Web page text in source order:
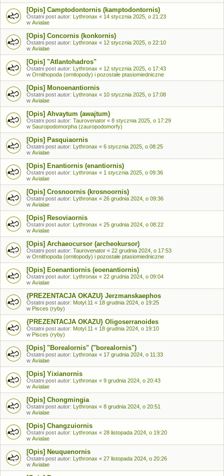
[Opis] Camptodontornis (kamptodontornis)
Ostatni post autor: Lythronax « 14 stycznia 2025, o 21:23
w Avialae
[Opis] Concornis (konkornis)
Ostatni post autor: Lythronax « 12 stycznia 2025, o 22:10
w Avialae
[Opis] "Atlantohadros"
Ostatni post autor: Lythronax « 12 stycznia 2025, o 17:43
w Ornithopoda (ornitopody) i pozostałe ptasiomiedniczne
[Opis] Monoenantiornis
Ostatni post autor: Lythronax « 10 stycznia 2025, o 17:08
w Avialae
[Opis] Ahvaytum (awajtum)
Ostatni post autor: Taurovenator « 8 stycznia 2025, o 17:29
w Sauropodomorpha (zauropodomorfy)
[Opis] Pasquiaornis
Ostatni post autor: Lythronax « 6 stycznia 2025, o 08:25
w Avialae
[Opis] Enantiornis (enantiornis)
Ostatni post autor: Lythronax « 1 stycznia 2025, o 09:36
w Avialae
[Opis] Crosnoornis (krosnoornis)
Ostatni post autor: Lythronax « 26 grudnia 2024, o 09:36
w Avialae
[Opis] Resoviaornis
Ostatni post autor: Lythronax « 25 grudnia 2024, o 08:22
w Avialae
[Opis] Archaeocursor (archeokursor)
Ostatni post autor: Taurovenator « 22 grudnia 2024, o 17:53
w Ornithopoda (ornitopody) i pozostałe ptasiomiedniczne
[Opis] Eoenantiornis (eoenantiornis)
Ostatni post autor: Lythronax « 22 grudnia 2024, o 09:04
w Avialae
{PREZENTACJA OKAZU} Jerzmanskaephos
Ostatni post autor: Motyl.11 « 18 grudnia 2024, o 19:25
w Pisces (ryby)
{PREZENTACJA OKAZU} Oligoserranoides
Ostatni post autor: Motyl.11 « 18 grudnia 2024, o 19:10
w Pisces (ryby)
[Opis] "Borealornis" ("borealornis")
Ostatni post autor: Lythronax « 17 grudnia 2024, o 11:33
w Avialae
[Opis] Yixianornis
Ostatni post autor: Lythronax « 9 grudnia 2024, o 20:43
w Avialae
[Opis] Chongmingia
Ostatni post autor: Lythronax « 8 grudnia 2024, o 20:51
w Avialae
[Opis] Changzuiornis
Ostatni post autor: Lythronax « 28 listopada 2024, o 19:20
w Avialae
[Opis] Neuquenornis
Ostatni post autor: Lythronax « 27 listopada 2024, o 20:26
w Avialae